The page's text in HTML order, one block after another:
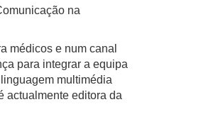
na
médicos e num canal
para integrar a equipa
multimédia
actualmente editora da